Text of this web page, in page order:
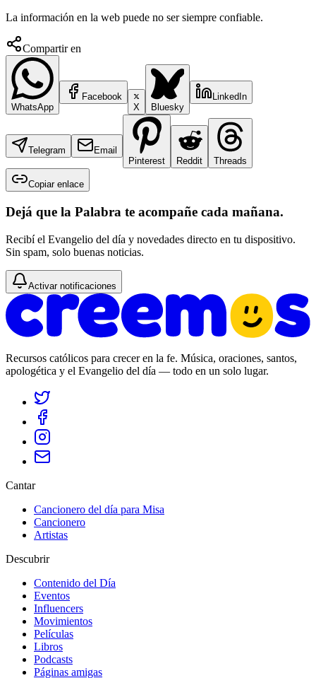
La información en la web puede no ser siempre confiable.
Compartir en
WhatsApp
Facebook
X
Bluesky
LinkedIn
Telegram
Email
Pinterest
Reddit Threads
Copiar enlace
Dejá que la Palabra te acompañe cada mañana.
Recibí el Evangelio del día y novedades directo en tu dispositivo.
Sin spam, solo buenas noticias.
Activar notificaciones
Recursos católicos para crecer en la fe. Música, oraciones, santos,
apologética y el Evangelio del día — todo en un solo lugar.
Cantar
Cancionero del día para Misa
Cancionero
Artistas
Descubrir
Contenido del Día
Eventos
Influencers
Movimientos
Películas
Libros
Podcasts
Páginas amigas